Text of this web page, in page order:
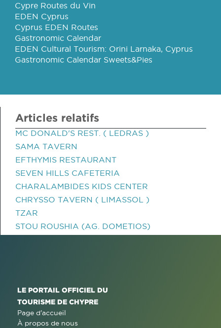
Cypre Routes du Vin
EDEN Cyprus
Cyprus EDEN Routes
Gastronomic Calendar
EDEN Cultural Tourism: Orini Larnaka, Cyprus
Gastronomic Calendar Sweets&Pies
Articles relatifs
MC DONALD'S REST. ( LEDRAS )
SAMA TAVERN
EFTHYMIS RESTAURANT
SEVEN HILLS CAFETERIA
CHARALAMBIDES KIDS CENTER
CHRYSSO TAVERN ( LIMASSOL )
TZAR
STOU ROUSHIA (AG. DOMETIOS)
LE PORTAIL OFFICIEL DU
TOURISME DE CHYPRE
Page d'accueil
À propos de nous